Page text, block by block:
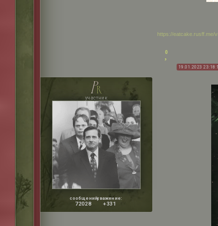
https://eatcake.rusff.me/
0
19.01.2023
pr
участник
сообщений:
72028
уважение:
+331